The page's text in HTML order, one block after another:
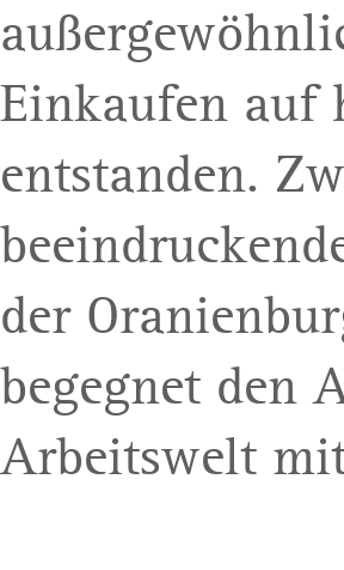
Einkaufen auf
entstanden.
der
begegnet den
Arbeitswelt